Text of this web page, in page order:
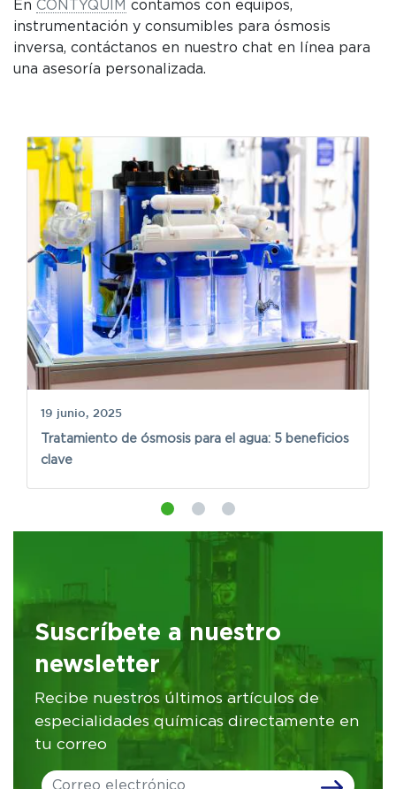
En CONTYQUIM contamos con equipos,
instrumentación y consumibles para ósmosis
inversa, contáctanos en nuestro chat en línea para
una asesoría personalizada.
19 junio, 2025
Tratamiento de ósmosis para el agua: 5 beneficios
clave
Suscríbete a nuestro
newsletter
Recibe nuestros últimos artículos de
especialidades químicas directamente en
tu correo
Leave